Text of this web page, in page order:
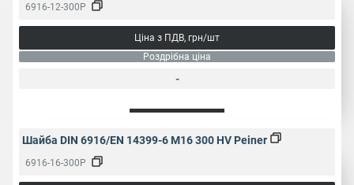
Галузь
Будівництво
металоконструкцій
найменування
Конструкційна шайба
6916-12-300P
Ціна з ПДВ, грн/шт
Роздрібна ціна
-
Шайба DIN 6916/EN 14399-6 M16 300 HV Peiner
6916-16-300P